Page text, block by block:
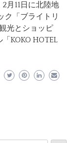
月11日に北陸地
ク「ブライトリ
光とショッピ
KOKO HOTEL